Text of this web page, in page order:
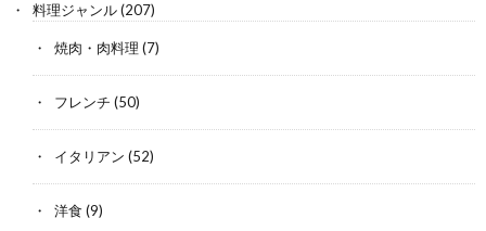
料理ジャンル(207)
焼肉・肉料理 (7)
フレンチ (50)
イタリアン (52)
洋食 (9)